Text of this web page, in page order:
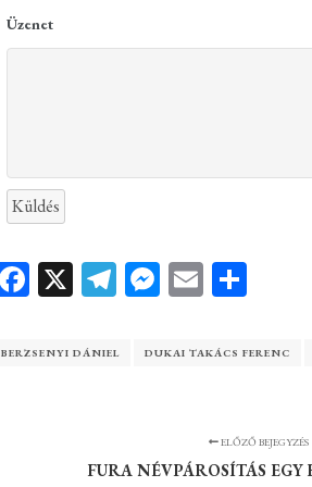
Üzenet
Küldés
Facebook
X Telegram
Messenger
Email
BERZSENYI DÁNIEL DUKAI TAKÁCS FERENC
ELŐZŐ BEJEGYZÉS
FURA NÉVPÁROSÍTÁS EGY